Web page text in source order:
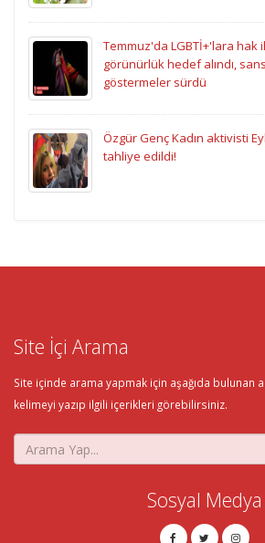
Temmuz'da LGBTİ+'lara hak
görünürlük hedef alındı,
göstermeler sürdü
Özgür Genç Kadın aktivisti
tahliye edildi!
Site İçi Arama
Site içinde arama yapmak için aşağıda bulunan
kelimeyi yazıp ilgili içerikleri görebilirsiniz.
Sosyal Medya